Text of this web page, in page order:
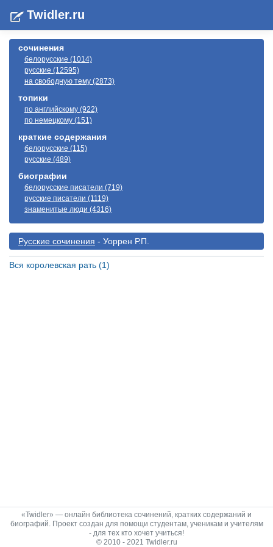
Twidler.ru
сочинения
белорусские (1014)
русские (12595)
на свободную тему (2873)
топики
по английскому (922)
по немецкому (151)
краткие содержания
белорусские (115)
русские (489)
биографии
белорусские писатели (719)
русские писатели (1119)
знаменитые люди (4316)
Русские сочинения - Уоррен Р.П.
Вся королевская рать (1)
«Twidler» — онлайн библиотека сочинений, кратких содержаний и
биографий. Проект создан для помощи студентам, ученикам и учителям
- для тех кто хочет учиться!
© 2010 - 2021 Twidler.ru